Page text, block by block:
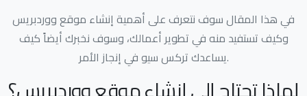
في هذا المقال سوف نتعرف على أهمية إنشاء موقع ووردبريس
وكيف تستفيد منه في تطوير أعمالك، وسوف نخبرك أيضاً كيف
يساعدك تركس سيو في إنجاز الأمر.